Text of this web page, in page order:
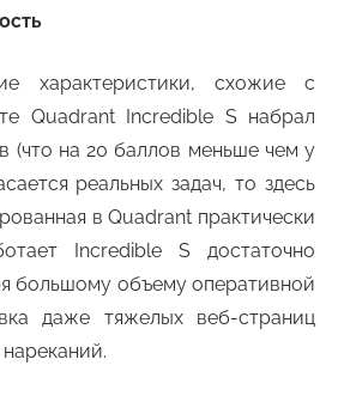
характеристики, схожие с
Quadrant Incredible S набрал
(что на 20 баллов меньше чем у
реальных задач, то здесь
в Quadrant практически
Incredible S достаточно
большому объему оперативной
даже тяжелых веб-страниц